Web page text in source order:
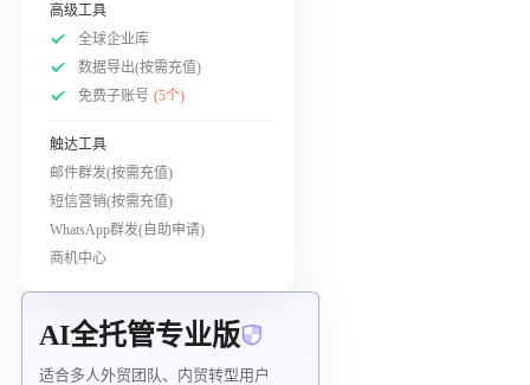
高级工具
全球企业库
数据导出(按需充值)
免费子账号 (5个)
触达工具
邮件群发(按需充值)
短信营销(按需充值)
WhatsApp群发(自助申请)
商机中心
AI全托管专业版
适合多人外贸团队、内贸转型用户